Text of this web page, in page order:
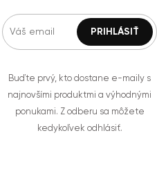
Buďte prvý, kto dostane e-maily s
najnovšími produktmi a výhodnými
ponukami. Z odberu sa môžete
kedykoľvek odhlásiť.